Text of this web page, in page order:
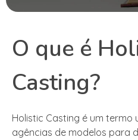
O que é
Casting?
Holistic Casting é um termo
agências de modelos para